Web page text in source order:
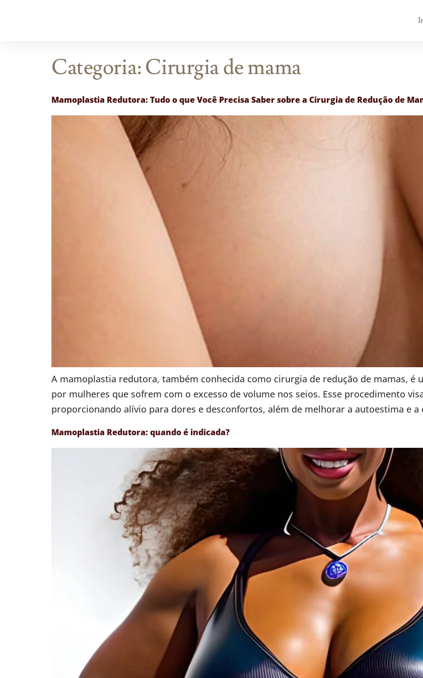
Categoria:Cirurgia de mama
Mamoplastia Redutora: Tudo o que Você Precisa Saber sobre a Cirurgia de Redução de
A mamoplastia redutora, também conhecida como cirurgia de redução de mamas, é
por mulheres que sofrem com o excesso de volume nos seios. Esse procedimento
proporcionando alívio para dores e desconfortos, além de melhorar a autoestima e
Mamoplastia Redutora: quando é indicada?